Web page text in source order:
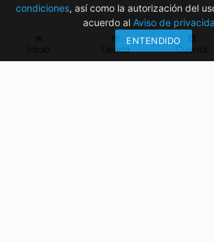
Tienda Cuenta
condiciones, así como la autorización del
acuerdo al Aviso de
ENTENDIDO